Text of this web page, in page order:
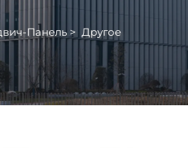
Панель > Другое